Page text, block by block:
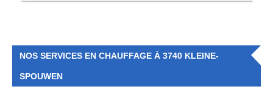
NOS SERVICES EN CHAUFFAGE À 3740 KLEINE-
SPOUWEN